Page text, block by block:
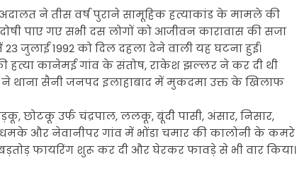
ने तीस वर्ष पुराने सामूहिक हत्याकांड के मामले की
पाए गए सभी दस लोगों को आजीवन कारावास की सजा
जुलाई 1992 को दिल दहला देने वाली यह घटना हुई।
हत्या कानेमई गांव के संतोष, राकेश झल्लर ने कर दी थी
थाना सैनी जनपद इलाहाबाद में मुकदमा उक्त के खिलाफ
छोटकू उर्फ चंद्रपाल, ललकू, बूंदी पासी, अंसार, निसार,
और नेवानीपर गांव में भोंडा चमार की कालोनी के कमरे
फायरिंग शुरू कर दी और घेरकर फावड़े से भी वार किया।